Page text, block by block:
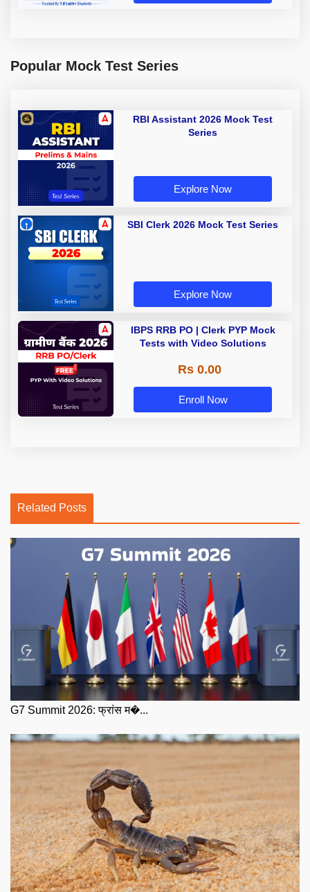
Popular Mock Test Series
RBI Assistant 2026 Mock Test
Series
Explore Now
SBI Clerk 2026 Mock Test Series
Explore Now
IBPS RRB PO | Clerk PYP Mock
Tests with Video Solutions
Rs 0.00
Enroll Now
Related Posts
G7 Summit 2026: फ्रांस म�...